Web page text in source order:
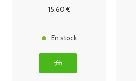
15.60 €
En stock